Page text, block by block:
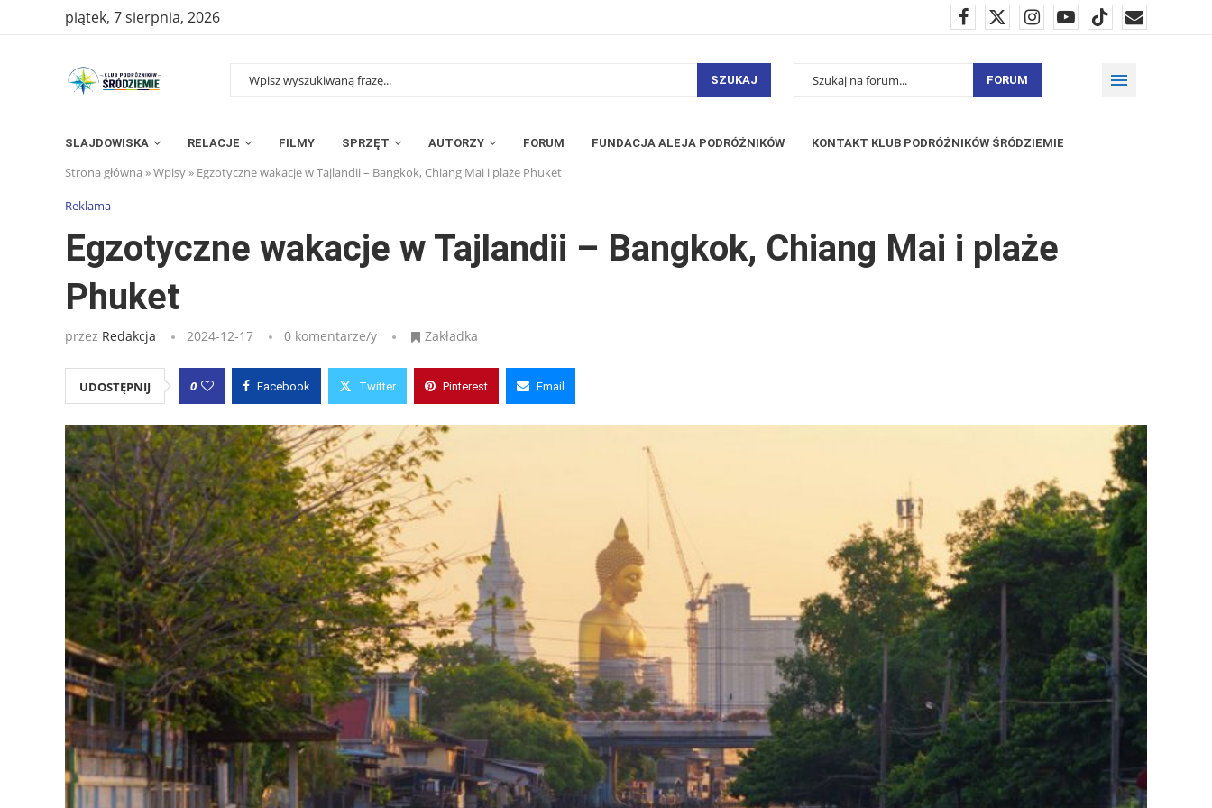
piątek, 7 sierpnia, 2026
SZUKAJ FORUM
SLAJDOWISKA RELACJE FILMY SPRZĘT AUTORZY FORUM FUNDACJA ALEJA PODRÓŻNIKÓW KONTAKT KLUB PODRÓŻNIKÓW ŚRÓDZIEMIE
Strona główna »Wpisy» Egzotyczne wakacje w Tajlandii – Bangkok, Chiang Mai i plaże Phuket
Reklama
Egzotyczne wakacje w Tajlandii – Bangkok, Chiang Mai i plaże
Phuket
przez Redakcja 2024-12-17 0 komentarze/y Zakładka
UDOSTĘPNIJ 0 Facebook Twitter Pinterest Email